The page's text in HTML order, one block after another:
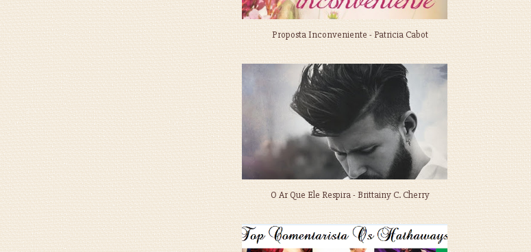
Proposta Inconveniente - Patricia Cabot
O Ar Que Ele Respira - Brittainy C. Cherry